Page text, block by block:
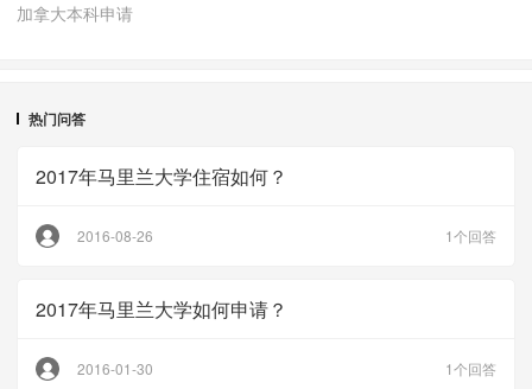
加拿大本科申请
热门问答
2017年马里兰大学住宿如何？
2016-08-26 1个回答
2017年马里兰大学如何申请？
2016-01-30 1个回答